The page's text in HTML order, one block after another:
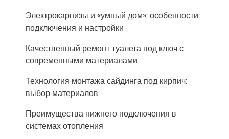
Электрокарнизы и «умный дом»: особенности
подключения и настройки
Качественный ремонт туалета под ключ с
современными материалами
Технология монтажа сайдинга под кирпич:
выбор материалов
Преимущества нижнего подключения в
системах отопления